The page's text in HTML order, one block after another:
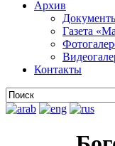
Архив
Газета
Контакты